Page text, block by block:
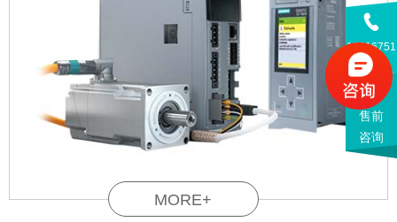
MORE+
13816751
838
售前
咨询